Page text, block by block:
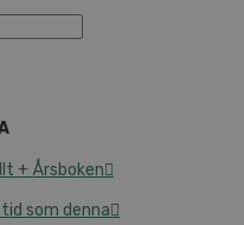
+ Årsboken
som denna